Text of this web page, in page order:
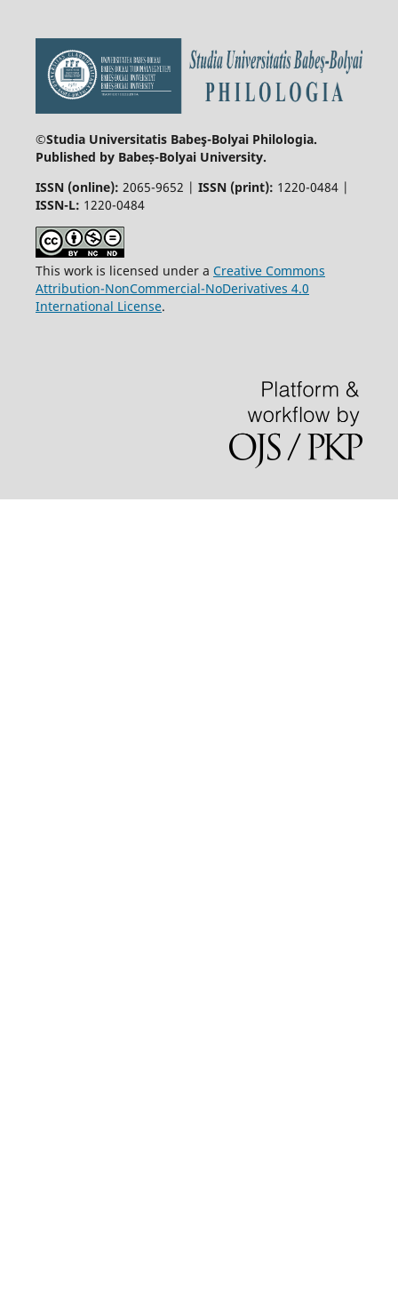
©Studia Universitatis Babeş-Bolyai Philologia.
Published by Babeș-Bolyai University.
ISSN (online): 2065-9652 | ISSN (print): 1220-0484 |
ISSN-L: 1220-0484
This work is licensed under a Creative Commons
Attribution-NonCommercial-NoDerivatives 4.0
International License.